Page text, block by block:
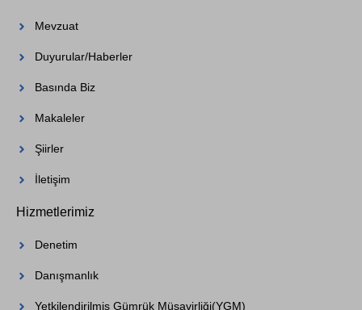
Mevzuat
Duyurular/Haberler
Basında Biz
Makaleler
Şiirler
İletişim
Hizmetlerimiz
Denetim
Danışmanlık
Yetkilendirilmiş Gümrük Müşavirliği(YGM)